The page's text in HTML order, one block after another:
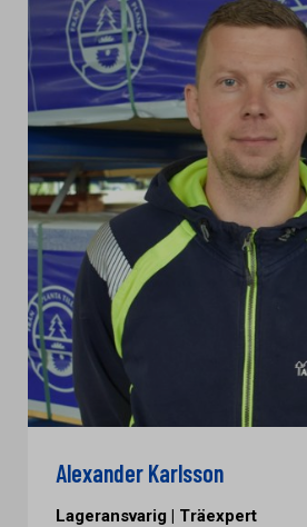
Alexander Karlsson
Lageransvarig | Träexpert